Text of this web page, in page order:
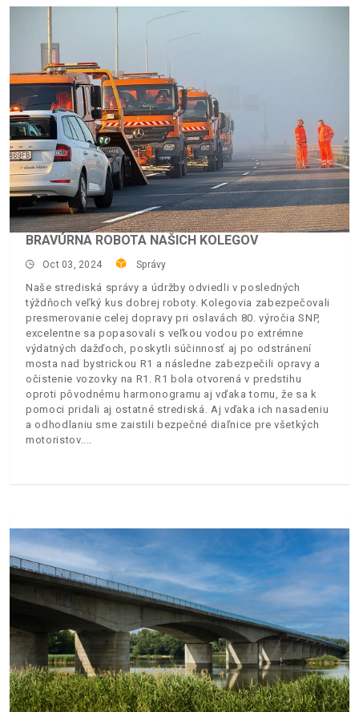
BRAVÚRNA ROBOTA NAŠICH KOLEGOV
Oct 03, 2024 Správy
Naše strediská správy a údržby odviedli v posledných
týždňoch veľký kus dobrej roboty. Kolegovia zabezpečovali
presmerovanie celej dopravy pri oslavách 80. výročia SNP,
excelentne sa popasovali s veľkou vodou po extrémne
výdatných dažďoch, poskytli súčinnosť aj po odstránení
mosta nad bystrickou R1 a následne zabezpečili opravy a
očistenie vozovky na R1. R1 bola otvorená v predstihu
oproti pôvodnému harmonogramu aj vďaka tomu, že sa k
pomoci pridali aj ostatné strediská. Aj vďaka ich nasadeniu
a odhodlaniu sme zaistili bezpečné diaľnice pre všetkých
motoristov.